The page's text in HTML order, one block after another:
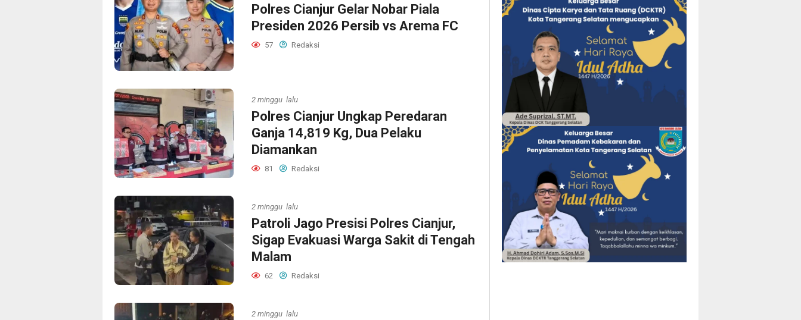
Polres Cianjur Gelar Nobar Piala
Presiden 2026 Persib vs Arema FC
57 Redaksi
2 minggu lalu
Polres Cianjur Ungkap Peredaran
Ganja 14,819 Kg, Dua Pelaku
Diamankan
81 Redaksi
2 minggu lalu
Patroli Jago Presisi Polres Cianjur,
Sigap Evakuasi Warga Sakit di Tengah
Malam
62 Redaksi
2 minggu lalu